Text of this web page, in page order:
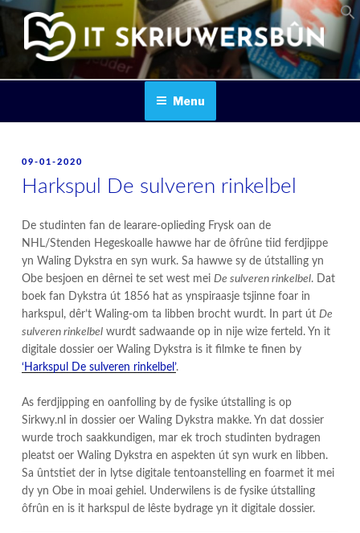
Skip
content
IT SKRIUWERSBOUN
Menu
POSTED
09-01-2020
Harkspul De sulveren rinkelbel
De studinten fan de learare-oplieding Frysk oan de
NHL/Stenden Hegeskoalle hawwe har de ôfrûne tiid ferdjippe
yn Waling Dykstra en syn wurk. Sa hawwe sy de útstalling yn
Obe besjoen en dêrnei te set west mei De sulveren rinkelbel. Dat
boek fan Dykstra út 1856 hat as ynspiraasje tsjinne foar in
harkspul, dêr’t Waling-om ta libben brocht wurdt. In part út De
sulveren rinkelbel wurdt sadwaande op in nije wize ferteld. Yn it
digitale dossier oer Waling Dykstra is it filmke te finen by
‘Harkspul De sulveren rinkelbel’.
As ferdjipping en oanfolling by de fysike útstalling is op
Sirkwy.nl in dossier oer Waling Dykstra makke. Yn dat dossier
wurde troch saakkundigen, mar ek troch studinten bydragen
pleatst oer Waling Dykstra en aspekten út syn wurk en libben.
Sa ûntstiet der in lytse digitale tentoanstelling en foarmet it mei
dy yn Obe in moai gehiel. Underwilens is de fysike útstalling
ôfrûn en is it harkspul de lêste bydrage yn it digitale dossier.